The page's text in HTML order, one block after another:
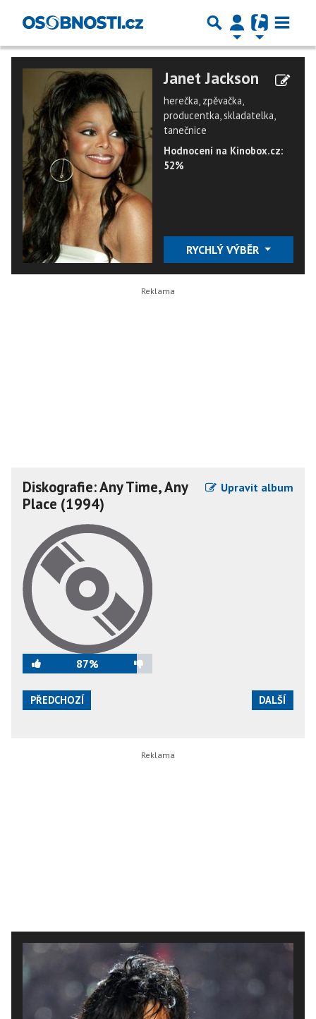
Janet Jackson
herečka, zpěvačka,
producentka, skladatelka,
tanečnice
Hodnocení na Kinobox.cz:
52%
RYCHLÝ VÝBĚR
Diskografie: Any Time, Any
Place (1994)
Upravit album
87%
PŘEDCHOZÍ DALŠÍ